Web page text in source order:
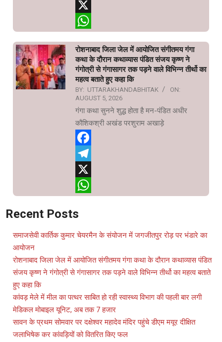
Telegram
X
रोशनाबाद जिला जेल में आयोजित संगीतमय गंगा
कथा के दौरान कथाव्यास पंडित संजय कृष्ण ने
गंगोत्री से गंगासागर तक पड़ने वाले विभिन्न तीर्थो का
महत्व बताते हुए कहा कि
BY: UTTARAKHANDABHITAK
ON:
AUGUST 5, 2026
गंगा कथा सुनने शुद्ध होता है मन-पंडित अधीर
कौशिकश्री अखंड परशुराम अखाड़े
Facebook
Telegram
X
Recent Posts
समाजसेवी कार्तिक कुमार चेयरमैन के संयोजन में जगजीतपुर रोड़ पर भंडारे का
आयोजन
रोशनाबाद जिला जेल में आयोजित संगीतमय गंगा कथा के दौरान कथाव्यास पंडित
संजय कृष्ण ने गंगोत्री से गंगासागर तक पड़ने वाले विभिन्न तीर्थो का महत्व बताते
हुए कहा कि
कांवड़ मेले में मील का पत्थर साबित हो रही स्वास्थ्य विभाग की पहली बार लगी
मेडिकल मोबाइल यूनिट, अब तक 7 हजार
सावन के प्रथम सोमवार पर दक्षेश्वर महादेव मंदिर पहुंचे डीएम मयूर दीक्षित
जलाभिषेक कर कांवड़ियों को वितरित किए फल